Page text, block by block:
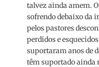
talvez ainda amem.
sofrendo debaixo da
pelos pastores
perdidos e
suportaram anos de
têm suportado ainda